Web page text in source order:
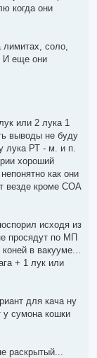
когда они
соло,
И еще они
или 2 лука 1
выводы не буду
лука РТ - м. и п.
хороший
как они
везде кроме СОА
исходя из
просядут по МП
в вакууме...
+ 1 лук или
для кача ну
у сумона кошки
раскрытый...